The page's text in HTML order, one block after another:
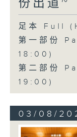
份出道~
足本 Full
第一部份
18:00)
第二部份
19:00)
03/08/